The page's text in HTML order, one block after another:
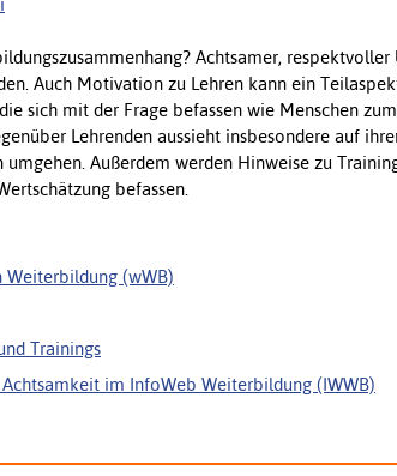
Achtsamer,
Auch Motivation zu Lehren kann ein
sich mit der Frage befassen wie Menschen
Lehrenden aussieht insbesondere auf
Außerdem werden Hinweise zu
befassen.
Weiterbildung (wWB)
Trainings
im InfoWeb Weiterbildung (IWWB)